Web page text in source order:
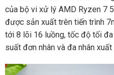
của bộ vi xử lý AMD Ryzen 7
được sản xuất trên tiến trình
tới 8 lõi 16 luồng, tốc độ tối
suất đơn nhân và đa nhân xuất